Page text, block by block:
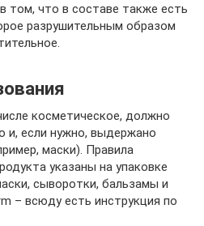
том, что в составе также есть
разрушительным образом
косметическое, должно
и, если нужно, выдержано
маски). Правила
указаны на упаковке
сыворотки, бальзамы и
– всюду есть инструкция по